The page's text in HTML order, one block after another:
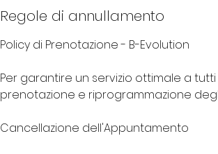
Regole di annullamento
Policy di Prenotazione - B-Evolution
Per garantire un servizio ottimale a
prenotazione e riprogrammazione
Cancellazione dell'Appuntamento